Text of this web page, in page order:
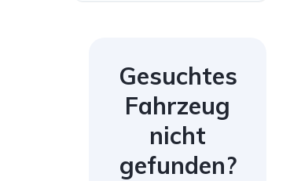
Gesuchtes
Fahrzeug
nicht
gefunden?